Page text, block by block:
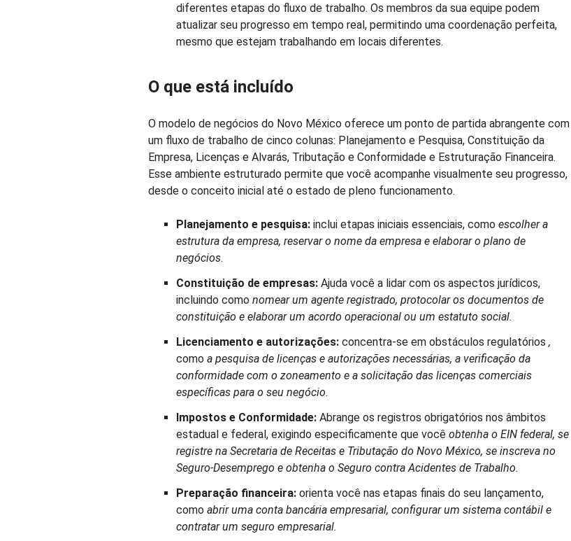
diferentes etapas do fluxo de trabalho. Os membros da sua equipe podem
atualizar seu progresso em tempo real, permitindo uma coordenação perfeita,
mesmo que estejam trabalhando em locais diferentes.
O que está incluído
O modelo de negócios do Novo México oferece um ponto de partida abrangente com
um fluxo de trabalho de cinco colunas: Planejamento e Pesquisa, Constituição da
Empresa, Licenças e Alvarás, Tributação e Conformidade e Estruturação Financeira.
Esse ambiente estruturado permite que você acompanhe visualmente seu progresso,
desde o conceito inicial até o estado de pleno funcionamento.
Planejamento e pesquisa: inclui etapas iniciais essenciais, como escolher a
estrutura da empresa, reservar o nome da empresa e elaborar o plano de
negócios.
Constituição de empresas: Ajuda você a lidar com os aspectos jurídicos,
incluindo como nomear um agente registrado, protocolar os documentos de
constituição e elaborar um acordo operacional ou um estatuto social.
Licenciamento e autorizações: concentra-se em obstáculos regulatórios ,
como a pesquisa de licenças e autorizações necessárias, a verificação da
conformidade com o zoneamento e a solicitação das licenças comerciais
específicas para o seu negócio.
Impostos e Conformidade: Abrange os registros obrigatórios nos âmbitos
estadual e federal, exigindo especificamente que você obtenha o EIN federal, se
registre na Secretaria de Receitas e Tributação do Novo México, se inscreva no
Seguro-Desemprego e obtenha o Seguro contra Acidentes de Trabalho.
Preparação financeira: orienta você nas etapas finais do seu lançamento,
como abrir uma conta bancária empresarial, configurar um sistema contábil e
contratar um seguro empresarial.